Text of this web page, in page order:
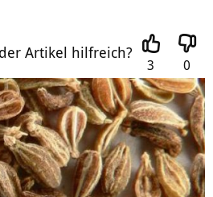
Artikel hilfreich?
3 0